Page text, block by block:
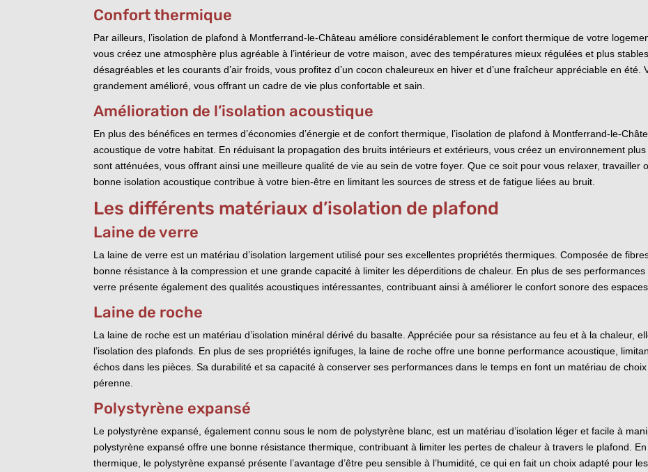
Confort thermique
Par ailleurs, l’isolation de plafond à Montferrand-le-Château améliore considérablement le confort thermique de votre
vous créez une atmosphère plus agréable à l’intérieur de votre maison, avec des températures mieux régulées et plus
désagréables et les courants d’air froids, vous profitez d’un cocon chaleureux en hiver et d’une fraîcheur appréciable en été.
grandement amélioré, vous offrant un cadre de vie plus confortable et sain.
Amélioration de l’isolation acoustique
En plus des bénéfices en termes d’économies d’énergie et de confort thermique, l’isolation de plafond à Montferrand-le-
acoustique de votre habitat. En réduisant la propagation des bruits intérieurs et extérieurs, vous créez un environnement
sont atténuées, vous offrant ainsi une meilleure qualité de vie au sein de votre foyer. Que ce soit pour vous relaxer, travailler
bonne isolation acoustique contribue à votre bien-être en limitant les sources de stress et de fatigue liées au bruit.
Les différents matériaux d’isolation de plafond
Laine de verre
La laine de verre est un matériau d’isolation largement utilisé pour ses excellentes propriétés thermiques. Composée de
bonne résistance à la compression et une grande capacité à limiter les déperditions de chaleur. En plus de ses
verre présente également des qualités acoustiques intéressantes, contribuant ainsi à améliorer le confort sonore des
Laine de roche
La laine de roche est un matériau d’isolation minéral dérivé du basalte. Appréciée pour sa résistance au feu et à la chaleur,
l’isolation des plafonds. En plus de ses propriétés ignifuges, la laine de roche offre une bonne performance acoustique,
échos dans les pièces. Sa durabilité et sa capacité à conserver ses performances dans le temps en font un matériau de
pérenne.
Polystyrène expansé
Le polystyrène expansé, également connu sous le nom de polystyrène blanc, est un matériau d’isolation léger et facile à
polystyrène expansé offre une bonne résistance thermique, contribuant à limiter les pertes de chaleur à travers le plafond.
thermique, le polystyrène expansé présente l’avantage d’être peu sensible à l’humidité, ce qui en fait un choix adapté pour